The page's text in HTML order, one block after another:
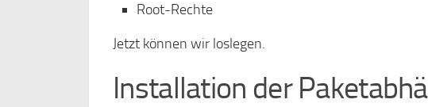
Root-Rechte
Jetzt können wir loslegen.
Installation der